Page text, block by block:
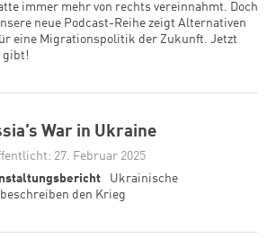
immer mehr von rechts vereinnahmt. Doch
neue Podcast-Reihe zeigt Alternativen
eine Migrationspolitik der Zukunft. Jetzt
gibt!
War in Ukraine
27. Februar 2025
Ukrainische
den Krieg